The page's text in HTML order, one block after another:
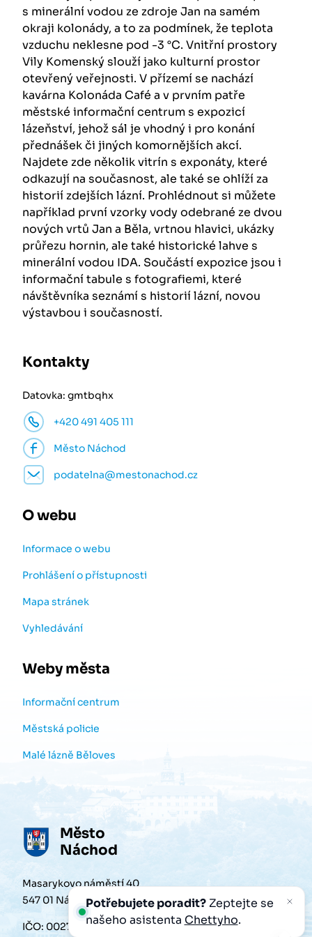
s minerální vodou ze zdroje Jan na samém
okraji kolonády, a to za podmínek, že teplota
vzduchu neklesne pod -3 °C. Vnitřní prostory
Vily Komenský slouží jako kulturní prostor
otevřený veřejnosti. V přízemí se nachází
kavárna Kolonáda Café a v prvním patře
městské informační centrum s expozicí
lázeňství, jehož sál je vhodný i pro konání
přednášek či jiných komornějších akcí.
Najdete zde několik vitrín s exponáty, které
odkazují na současnost, ale také se ohlíží za
historií zdejších lázní. Prohlédnout si můžete
například první vzorky vody odebrané ze dvou
nových vrtů Jan a Běla, vrtnou hlavici, ukázky
průřezu hornin, ale také historické lahve s
minerální vodou IDA. Součástí expozice jsou i
informační tabule s fotografiemi, které
návštěvníka seznámí s historií lázní, novou
výstavbou i současností.
Kontakty
Datovka: gmtbqhx
+420 491 405 111
Město Náchod
podatelna@mestonachod.cz
O webu
Informace o webu
Prohlášení o přístupnosti
Mapa stránek
Vyhledávání
Weby města
Informační centrum
Městská policie
Malé lázně Běloves
Město
Náchod
Masarykovo náměstí 40
547 01 Náchod
IČO: 00272868
Potřebujete poradit?Zeptejte se
našeho asistenta Chettyho.